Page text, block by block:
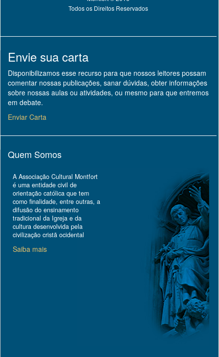
Todos os Direitos Reservados
Envie sua carta
Disponibilizamos esse recurso para que nossos leitores possam
comentar nossas publicações, sanar dúvidas, obter informações
sobre nossas aulas ou atividades, ou mesmo para que entremos
em debate.
Enviar Carta
Quem Somos
A Associação Cultural Montfort
é uma entidade civil de
orientação católica que tem
como finalidade, entre outras, a
difusão do ensinamento
tradicional da Igreja e da
cultura desenvolvida pela
civilização cristã ocidental
Saiba mais